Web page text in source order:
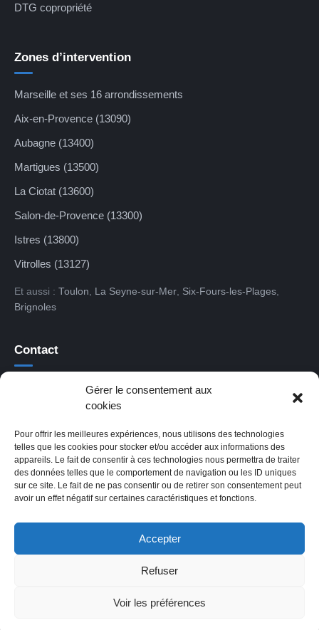
Gérer le consentement aux
cookies
Pour offrir les meilleures expériences, nous utilisons des technologies
telles que les cookies pour stocker et/ou accéder aux informations des
appareils. Le fait de consentir à ces technologies nous permettra de traiter
des données telles que le comportement de navigation ou les ID uniques
sur ce site. Le fait de ne pas consentir ou de retirer son consentement peut
avoir un effet négatif sur certaines caractéristiques et fonctions.
Accepter
Refuser
Voir les préférences
DTG copropriété
Zones d’intervention
Marseille et ses 16 arrondissements
Aix-en-Provence (13090)
Aubagne (13400)
Martigues (13500)
La Ciotat (13600)
Salon-de-Provence (13300)
Istres (13800)
Vitrolles (13127)
Et aussi : Toulon La Seyne-sur-Mer Six-Fours-les-Plages
Brignoles
Contact
16 chemin du Val des Bois
13009 Marseille
06 31 66 50 33
Horaires
Lundi – Vendredi
© 2026 JAOUI — Site réalisé pargestion diag
Les cookies nous permettent de vous
proposer nos services plus facilement. En
expressément votre accord pour exploiter